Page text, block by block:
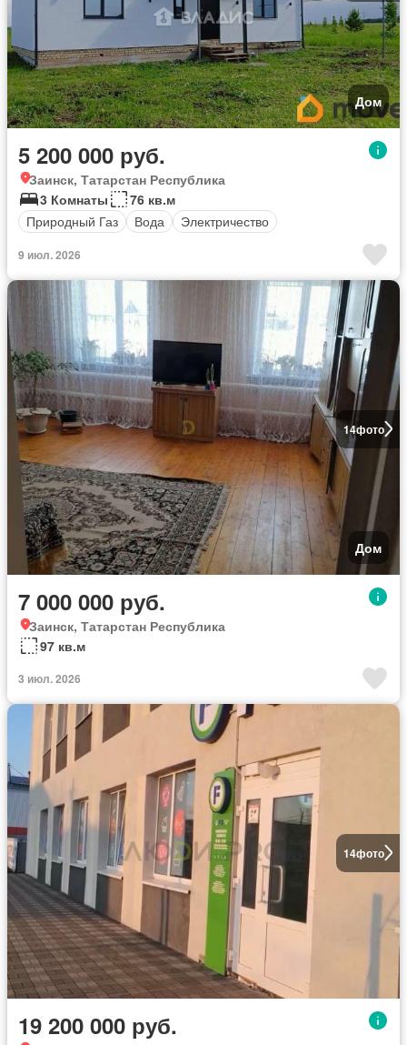
Дом
5 200 000 руб.
Заинск, Татарстан Республика
3 Комнаты
76 кв.м
Природный Газ
Вода Электричество
9 июл. 2026
14фото
Дом
7 000 000 руб.
Заинск, Татарстан Республика
97 кв.м
3 июл. 2026
14фото
19 200 000 руб.